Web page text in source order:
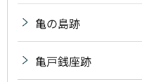
亀の島跡
亀戸銭座跡